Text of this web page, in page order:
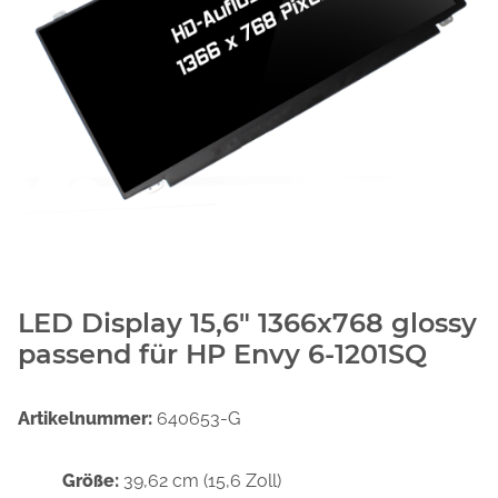
LED Display 15,6" 1366x768 glossy
passend für HP Envy 6-1201SQ
Artikelnummer: 640653-G
Größe: 39,62 cm (15,6 Zoll)